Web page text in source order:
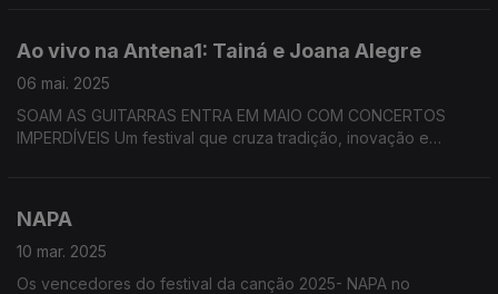
Ao vivo na Antena1: Tainá e Joana Alegre
06 mai. 2025
SOAM AS GUITARRAS ENTRA EM MAIO COM CONCERTOS
IMPERDÍVEIS Um festival que cruza tradição, inovação e
NAPA
10 mar. 2025
Os vencedores do festival da canção 2025- NAPA no